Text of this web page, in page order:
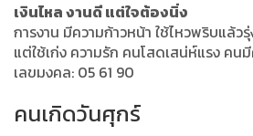
เงินไหล งานดี แต่ใจต้องนิ่ง
การงาน มีความก้าวหน้า ใช้ไหวพริบแล้ว
แต่ใช้เก่ง ความรัก คนโสดเสน่ห์แรง คนมี
เลขมงคล: 05 61 90
คนเกิดวันศุกร์